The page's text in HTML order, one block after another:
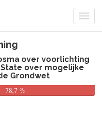
over voorlichting
over mogelijke
Grondwet
78,7 %